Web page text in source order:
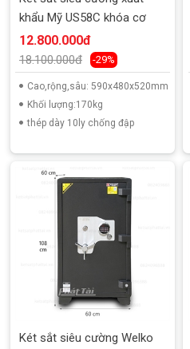
khẩu Mỹ US58C khóa cơ
12.800.000đ
18.100.000đ -29%
Cao,rộng,sâu: 590x480x520mm
Khối lượng:170kg
thép dày 10ly chống đập
Két sắt siêu cường Welko